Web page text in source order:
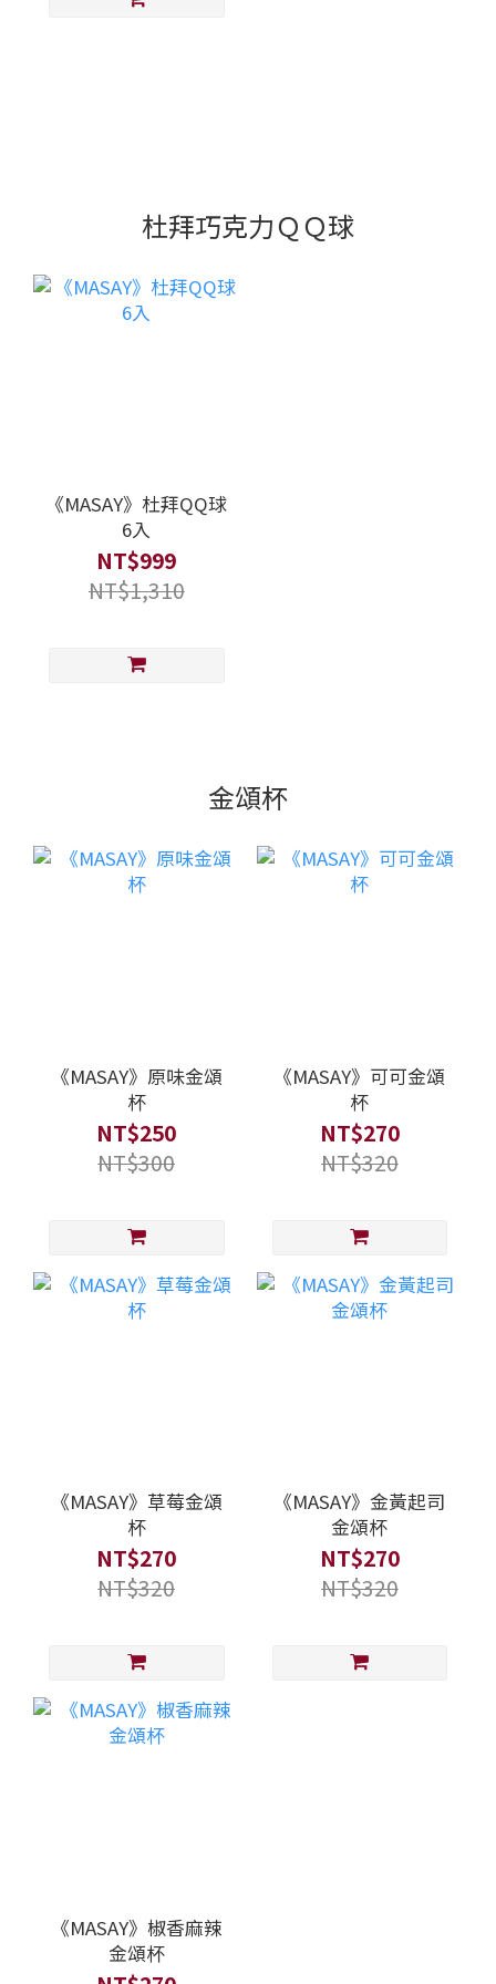
杜拜巧克力ＱＱ球
《MASAY》杜拜QQ球
6入
NT$999
NT$1,310
金頌杯
《MASAY》原味金頌
杯
NT$250
NT$300
《MASAY》可可金頌
杯
NT$270
NT$320
《MASAY》草莓金頌
杯
NT$270
NT$320
《MASAY》金黃起司
金頌杯
NT$270
NT$320
《MASAY》椒香麻辣
金頌杯